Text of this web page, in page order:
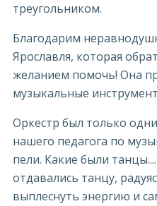
треугольником.
Благодарим
Ярославля, которая
желанием помочь! Она
музыкальные
Оркестр был только
нашего педагога по
пели. Какие были
отдавались танцу,
выплеснуть энергию и